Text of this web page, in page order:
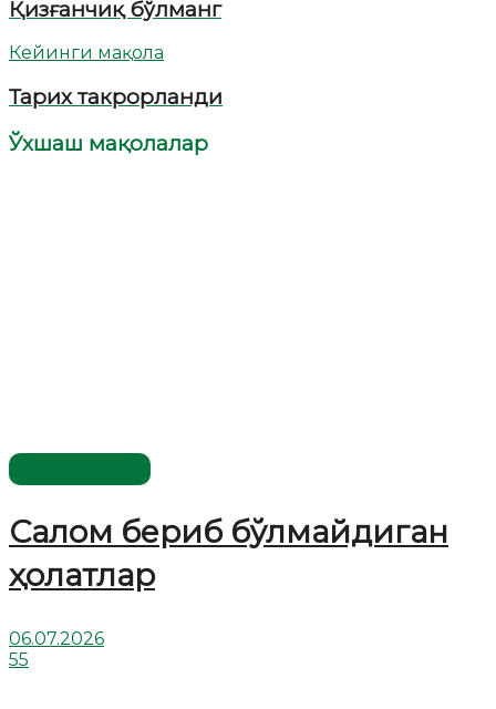
Қизғанчиқ бўлманг
Кейинги мақола
Тарих такрорланди
Ўхшаш мақолалар
Салом бериб бўлмайдиган
ҳолатлар
06.07.2026
55